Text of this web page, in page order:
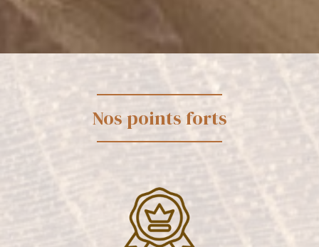
Nos points forts